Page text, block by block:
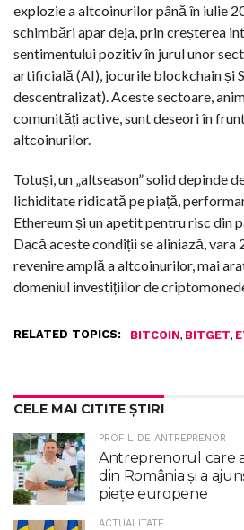
explozie a altcoinurilor până în iulie
schimbări apar deja, prin creșterea
sentimentului pozitiv în jurul unor
artificială (AI), jocurile blockchain și
descentralizat). Aceste sectoare,
comunități active, sunt deseori în
altcoinurilor.
Totuși, un „altseason” solid depinde
lichiditate ridicată pe piață,
Ethereum și un apetit pentru risc din
Dacă aceste condiții se aliniază, vara
revenire amplă a altcoinurilor, mai
domeniul investițiilor de
RELATED TOPICS: BITCOIN, BITGET,
CELE MAI CITITE ȘTIRI
PROFIL DE ANTREPRENOR
Antreprenorul care
din România și a
piețe europene
ACTUALITATE